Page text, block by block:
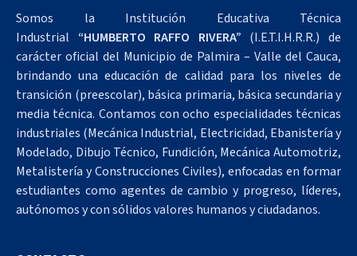
Somos la Institución Educativa Técnica
Industrial “HUMBERTO RAFFO RIVERA” (I.E.T.I.H.R.R.) de
carácter oficial del Municipio de Palmira – Valle del Cauca,
brindando una educación de calidad para los niveles de
transición (preescolar), básica primaria, básica secundaria y
media técnica. Contamos con ocho especialidades técnicas
industriales (Mecánica Industrial, Electricidad, Ebanistería y
Modelado, Dibujo Técnico, Fundición, Mecánica Automotriz,
Metalistería y Construcciones Civiles), enfocadas en formar
estudiantes como agentes de cambio y progreso, líderes,
autónomos y con sólidos valores humanos y ciudadanos.